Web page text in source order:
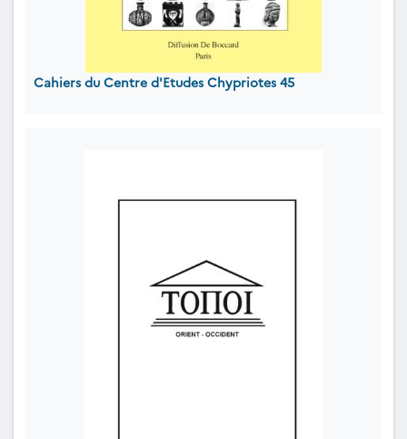
Cahiers du Centre d'Etudes Chypriotes 45